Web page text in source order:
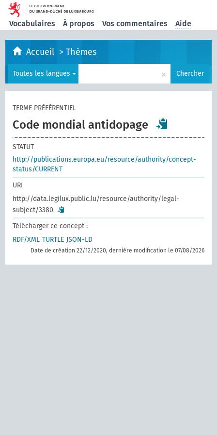
Vocabulaires À propos Vos commentaires Aide
Accueil >Thèmes
Toutes les langues × Chercher
TERME PRÉFÉRENTIEL
Code mondial antidopage
STATUT
http://publications.europa.eu/resource/authority/concept-
status/CURRENT
URI
http://data.legilux.public.lu/resource/authority/legal-
subject/3380
Télécharger ce concept :
RDF/XML TURTLE JSON-LD
Date de création 22/12/2020, dernière modification le 07/08/2026